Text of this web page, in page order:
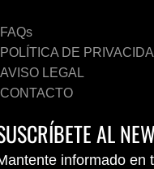
FAQs
POLÍTICA DE
AVISO LEGAL
CONTACTO
AL
informado en